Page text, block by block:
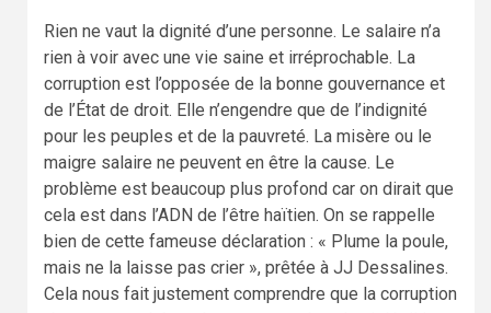
Rien ne vaut la dignité d’une personne. Le salaire n’a
rien à voir avec une vie saine et irréprochable. La
corruption est l’opposée de la bonne gouvernance et
de l’État de droit. Elle n’engendre que de l’indignité
pour les peuples et de la pauvreté. La misère ou le
maigre salaire ne peuvent en être la cause. Le
problème est beaucoup plus profond car on dirait que
cela est dans l’ADN de l’être haïtien. On se rappelle
bien de cette fameuse déclaration : « Plume la poule,
mais ne la laisse pas crier », prêtée à JJ Dessalines.
Cela nous fait justement comprendre que la corruption